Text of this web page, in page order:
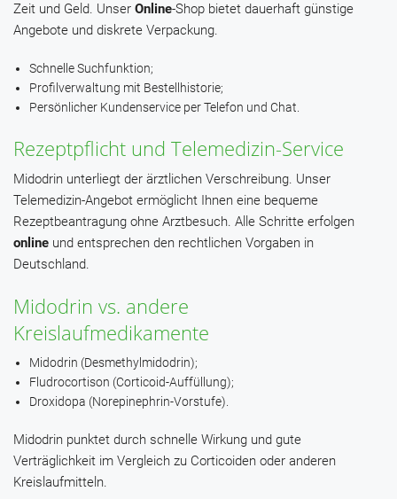
Zeit und Geld. Unser Online-Shop bietet dauerhaft günstige
Angebote und diskrete Verpackung.
Schnelle Suchfunktion;
Profilverwaltung mit Bestellhistorie;
Persönlicher Kundenservice per Telefon und Chat.
Rezeptpflicht und Telemedizin-Service
Midodrin unterliegt der ärztlichen Verschreibung. Unser
Telemedizin-Angebot ermöglicht Ihnen eine bequeme
Rezeptbeantragung ohne Arztbesuch. Alle Schritte erfolgen
online und entsprechen den rechtlichen Vorgaben in
Deutschland.
Midodrin vs. andere
Kreislaufmedikamente
Midodrin (Desmethylmidodrin);
Fludrocortison (Corticoid-Auffüllung);
Droxidopa (Norepinephrin-Vorstufe).
Midodrin punktet durch schnelle Wirkung und gute
Verträglichkeit im Vergleich zu Corticoiden oder anderen
Kreislaufmitteln.